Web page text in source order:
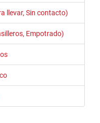
llevar, Sin contacto)
Empotrado)